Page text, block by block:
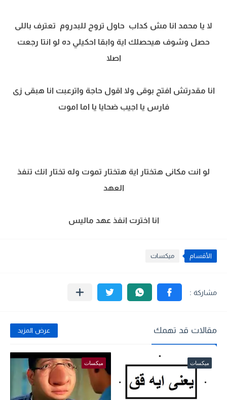
لا يا محمد انا مش كداب حاول تروح للبدروم تعترف باللى
حصل وشوف هيحصلك اية وابقا احكيلي ده لو انتا رجعت
اصلا
انا مقدرتش افتح بوقى ولا اقول حاجة واترعبت انا هبقى زى
فارس يا اجيب ضحايا يا اما اموت
لو انت مكانى هتختار اية هتختار تموت وله تختار انك تنفذ
العهد
انا اخترت انفذ عهد ماليس
الأقسام ميكسات
مقالات قد تهمك عرض المزيد
ميكسات ميكسات